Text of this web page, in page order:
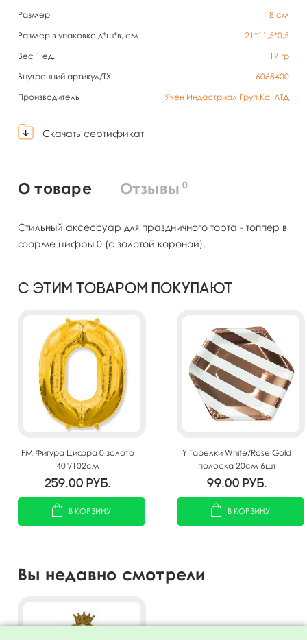
Размер
18 см
Размер в упаковке д*ш*в, см
21*11,5*0,5
Вес 1 ед.
17 гр
Внутренний артикул/TX
6068400
Производитель
Ячен Индастриал Груп Ко, ЛТД
Скачать сертификат
О товаре Отзывы 0
Стильный аксессуар для праздничного торта - топпер в
форме цифры 0 (с золотой короной).
С этим товаром покупают
FM Фигура Цифра 0 золото
40"/102см
259.00 руб.
В КОРЗИНУ
Y Тарелки White/Rose Gold
полоска 20см 6шт
99.00 руб.
В КОРЗИНУ
Вы недавно смотрели